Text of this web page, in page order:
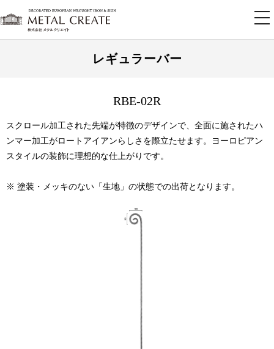
レギュラーバー
RBE-02R
スクロール加工された先端が特徴のデザインで、全面に施されたハ
ンマー加工がロートアイアンらしさを際立たせます。ヨーロピアン
スタイルの装飾に理想的な仕上がりです。
※ 塗装・メッキのない「生地」の状態での出荷となります。